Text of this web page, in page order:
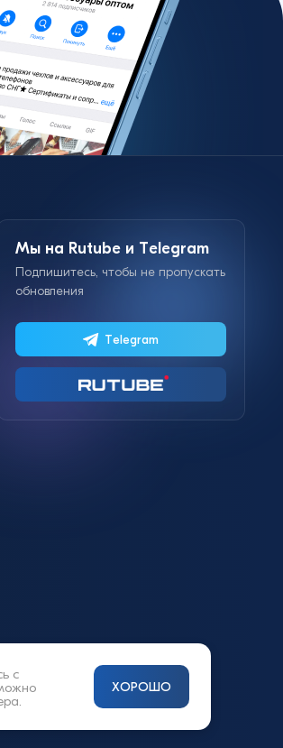
Мы на Rutube и Telegram
Подпишитесь, чтобы не пропускать
обновления
Telegram
с
ХОРОШО